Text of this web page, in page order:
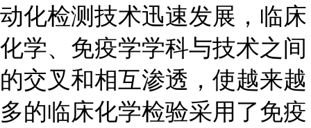
动化检测技术迅速发展，临床
化学、免疫学学科与技术之间
的交叉和相互渗透，使越来越
多的临床化学检验采用了免疫